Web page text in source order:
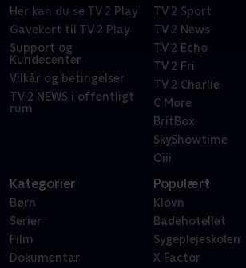
Her kan du se TV 2 Play
Gavekort til TV 2 Play
Support og
Kundecenter
Vilkår og betingelser
TV 2 NEWS i offentligt
rum
TV 2 Sport
TV 2 News
TV 2 Echo
TV 2 Fri
TV 2 Charlie
C More
BritBox
SkyShowtime
Oiii
Kategorier
Børn
Serier
Film
Dokumentar
Populært
Klovn
Badehotellet
Sygeplejeskolen
X Factor